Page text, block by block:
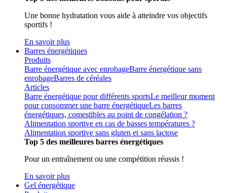
Une bonne hydratation vous aide à atteindre vos objectifs
sportifs !
En savoir plus
Barres énergétiques
Produits
Barre énergétique avec enrobageBarre énergétique sans
enrobageBarres de céréales
Articles
Barre énergétique pour différents sportsLe meilleur moment
pour consommer une barre énergétiqueLes barres
énergétiques, comestibles au point de congélation ?
Alimentation sportive en cas de basses températures ?
Alimentation sportive sans gluten et sans lactose
Top 5 des meilleures barres énergétiques
Pour un entraînement ou une compétition réussis !
En savoir plus
Gel énergétique